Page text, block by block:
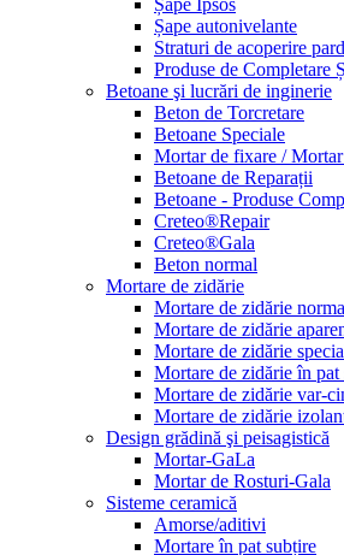
Șape autonivelante
Straturi de acoperire
Produse de Completare
Betoane şi lucrări de inginerie
Beton de Torcretare
Betoane Speciale
Mortar de fixare /
Betoane de Reparații
Betoane - Produse
Creteo®Repair
Creteo®Gala
Beton normal
Mortare de zidărie
Mortare de zidărie
Mortare de zidărie
Mortare de zidărie
Mortare de zidărie în pat
Mortare de zidărie var-
Mortare de zidărie
Design grădină şi peisagistică
Mortar-GaLa
Mortar de Rosturi-Gala
Sisteme ceramică
Amorse/aditivi
Mortare în pat subțire